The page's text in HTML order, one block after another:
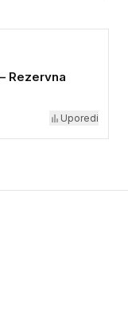
Rezervna
Uporedi